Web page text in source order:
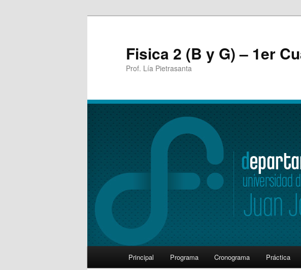
Fisica 2 (B y G) – 1er
Prof. Lía Pietrasanta
Skip
Skip
Principal Programa Cronograma Práctica